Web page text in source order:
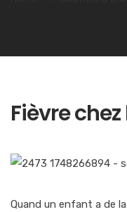
Fièvre
Quand un enfant a de